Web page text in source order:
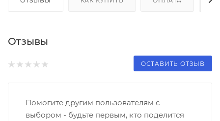
Отзывы
ОСТАВИТЬ ОТЗЫВ
Помогите другим пользователям с
выбором - будьте первым, кто поделится